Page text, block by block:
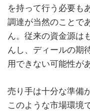
を持って行う必要も
調達が当然のことで
ん。従来の資金源は
んし、ディールの期
用できない可能性が
売り手は十分な準備
このような市場環境